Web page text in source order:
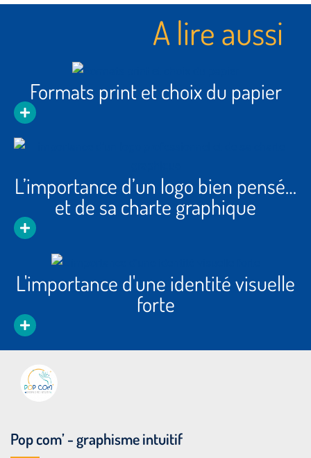
A lire aussi
Formats print et choix du papier
L’importance d’un logo bien pensé…
et de sa charte graphique
L'importance d'une identité visuelle
forte
Pop com’ - graphisme intuitif